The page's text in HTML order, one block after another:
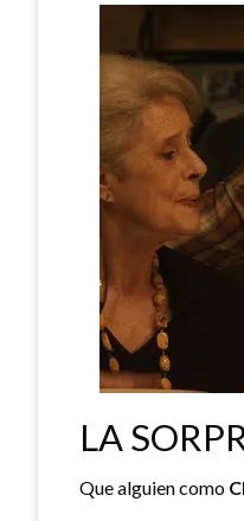
LA
Que alguien como